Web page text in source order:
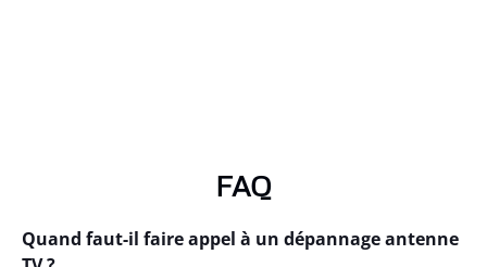
FAQ
Quand faut-il faire appel à un dépannage antenne